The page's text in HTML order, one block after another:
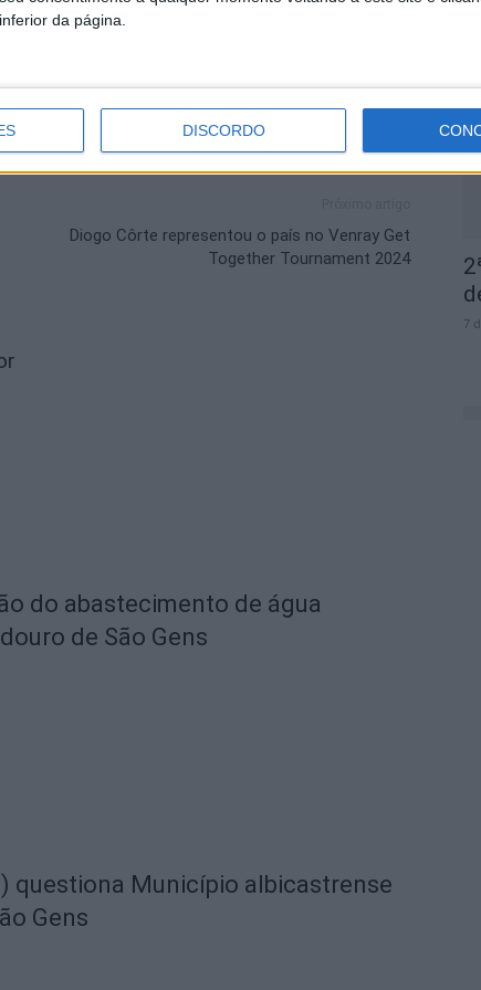
da página.
DISCORDO
Diogo Côrte representou o país no Venray Get
Together Tournament 2024
do abastecimento de água
de São Gens
questiona Município albicastrense
Gens
7
7